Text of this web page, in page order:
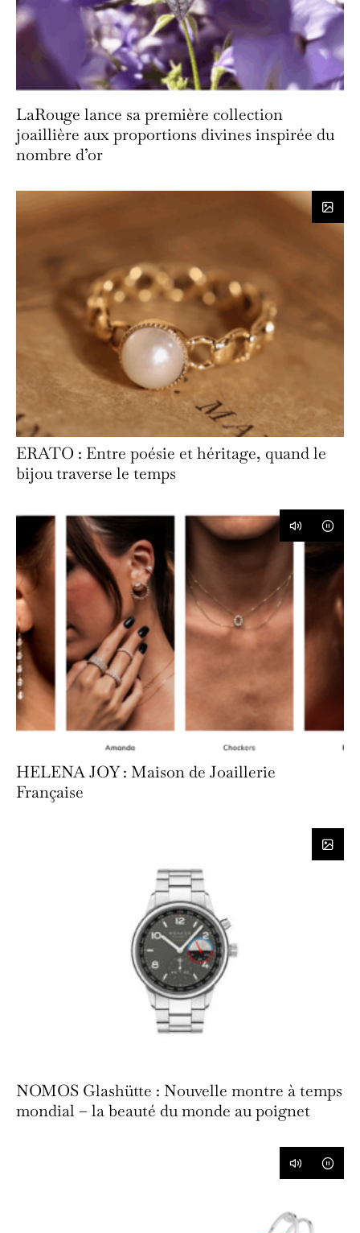
LaRouge lance sa première collection
joaillière aux proportions divines inspirée du
nombre d’or
ERATO : Entre poésie et héritage, quand le
bijou traverse le temps
HELENA JOY : Maison de Joaillerie
Française
NOMOS Glashütte : Nouvelle montre à temps
mondial – la beauté du monde au poignet